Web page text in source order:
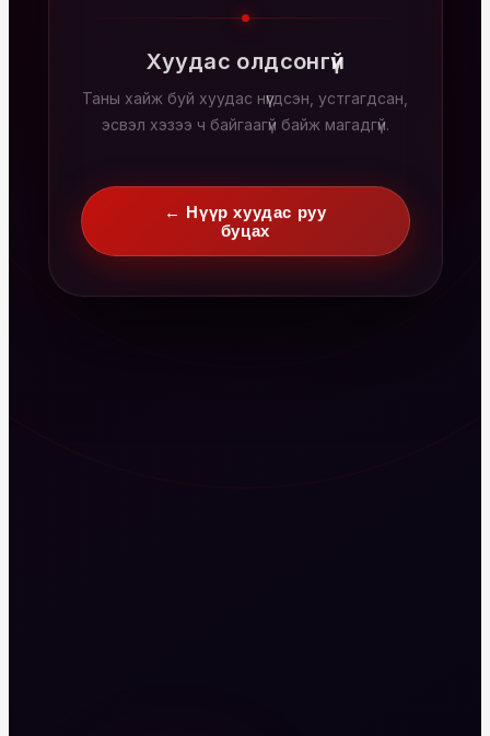
Хуудас олдсонгүй
Таны хайж буй хуудас нүүгдсэн, устгагдсан,
эсвэл хэзээ ч байгаагүй байж магадгүй.
← Нүүр хуудас руу
буцах